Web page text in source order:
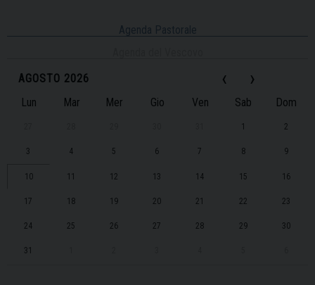
Agenda Pastorale
‹
AGOSTO 2026 ›
Lun Mar Mer Gio Ven Sab Dom
1 2
3 4 5 6 7 8 9
10 11 12 13 14 15 16
17 18 19 20 21 22 23
24 25 26 27 28 29 30
31